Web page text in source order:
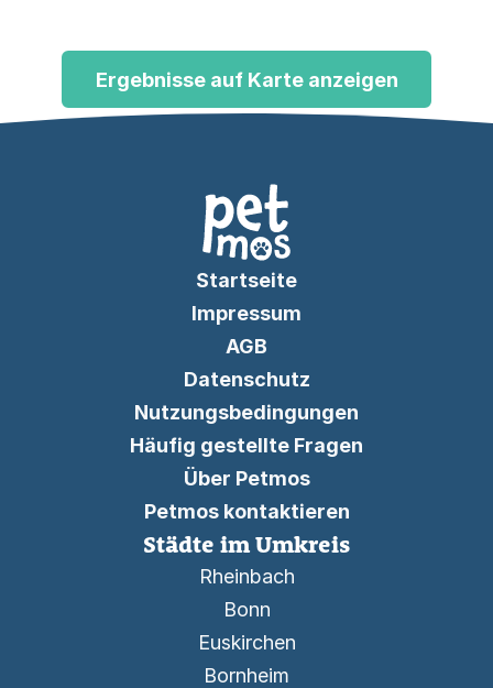
Ergebnisse auf Karte anzeigen
Startseite
Impressum
AGB
Datenschutz
Nutzungsbedingungen
Häufig gestellte Fragen
Über Petmos
Petmos kontaktieren
Städte im Umkreis
Rheinbach
Bonn
Euskirchen
Bornheim